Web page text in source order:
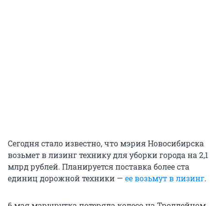
Сегодня стало известно, что мэрия Новосибирска
возьмет в лизинг технику для уборки города на 2,1
млрд рублей. Планируется поставка более ста
единиц дорожной техники — ее возьмут в лизинг.